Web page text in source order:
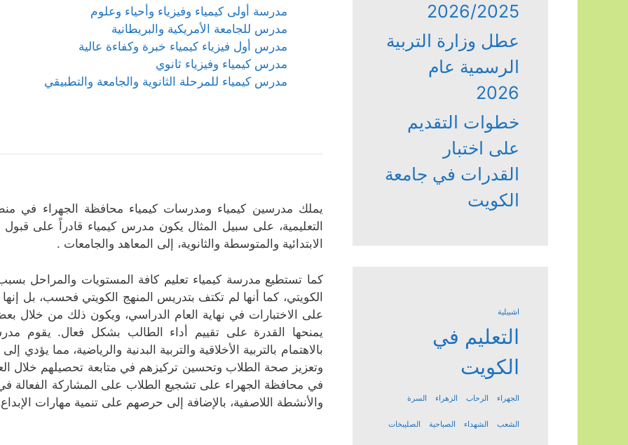
مدرسة أولى كيمياء وفيزياء وأحياء وعلوم
مدرس للجامعة الأمريكية والبريطانية
مدرس أول فيزياء كيمياء خبرة وكفاءة عالية
مدرس كيمياء وفيزياء ثانوي
مدرس كيمياء للمرحلة الثانوية والجامعة والتطبيقي
يملك مدرسين كيمياء ومدرسات كيمياء محافظة الجهراء في
التعليمية، على سبيل المثال يكون مدرس كيمياء قادراً على
الابتدائية والمتوسطة والثانوية، إلى المعاهد والجامعات .
كما تستطيع مدرسة كيمياء تعليم كافة المستويات والمراحل
الكويتي، كما أنها لم تكتف بتدريس المنهج الكويتي فحسب، بل
على الاختبارات في نهاية العام الدراسي، ويكون ذلك من خلال بعض
يمنحها القدرة على تقييم أداء الطالب بشكل فعال. يقوم
بالاهتمام بالتربية الأخلاقية والتربية البدنية والرياضية، مما
وتعزيز صحة الطلاب وتحسين تركيزهم في متابعة تحصيلهم خلال
في محافظة الجهراء على تشجيع الطلاب على المشاركة الفعالة في
والأنشطة اللاصفية، بالإضافة إلى حرصهم على تنمية مهارات
2026/2025
عطل وزارة التربية
الرسمية عام
2026
خطوات التقديم
على اختبار
القدرات في جامعة
الكويت
اشبيلية
التعليم في
الكويت
الجهراء الرحاب الزهراء السرة
الشعب الشهداء الصباحية الصليبخات